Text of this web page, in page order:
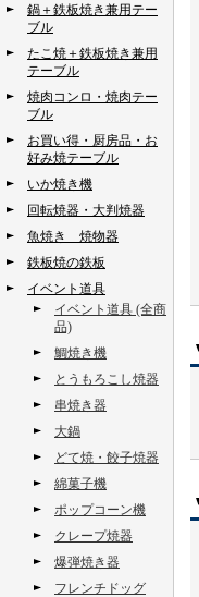
鍋＋鉄板焼き兼用テー
ブル
たこ焼＋鉄板焼き兼用
テーブル
焼肉コンロ・焼肉テー
ブル
お買い得・厨房品・お
好み焼テーブル
いか焼き機
回転焼器・大判焼器
魚焼き 焼物器
鉄板焼の鉄板
イベント道具
イベント道具 (全商
品)
鯛焼き機
とうもろこし焼器
串焼き器
大鍋
どて焼・餃子焼器
綿菓子機
ポップコーン機
クレープ焼器
爆弾焼き器
フレンチドッグ